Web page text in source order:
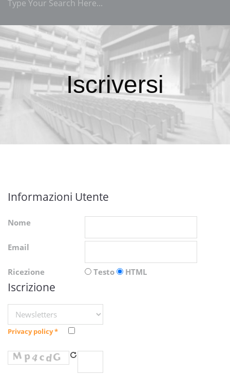
Iscriversi
Informazioni Utente
Nome
Email
Ricezione Testo HTML
Iscrizione
Privacy policy*